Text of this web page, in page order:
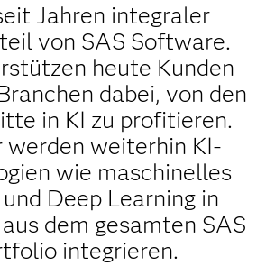
Jahren integraler
von SAS Software.
heute Kunden
dabei, von den
in KI zu profitieren.
werden weiterhin KI-
wie maschinelles
Deep Learning in
dem gesamten SAS
integrieren.